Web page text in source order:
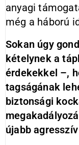
anyagi
még a háború
Sokan úgy
kételynek a
érdekekkel –,
tagságának
biztonsági
újabb